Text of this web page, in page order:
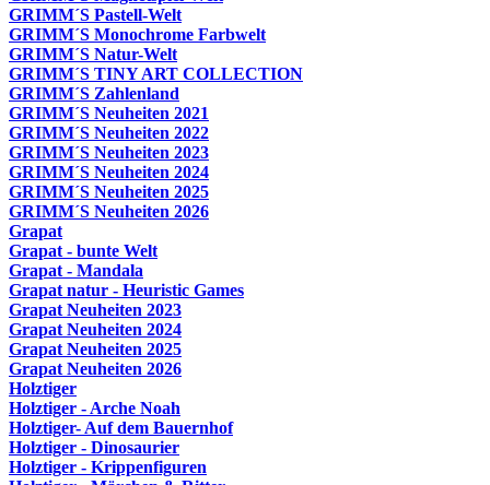
GRIMM´S Pastell-Welt
GRIMM´S Monochrome Farbwelt
GRIMM´S Natur-Welt
GRIMM´S TINY ART COLLECTION
GRIMM´S Zahlenland
GRIMM´S Neuheiten 2021
GRIMM´S Neuheiten 2022
GRIMM´S Neuheiten 2023
GRIMM´S Neuheiten 2024
GRIMM´S Neuheiten 2025
GRIMM´S Neuheiten 2026
Grapat
Grapat - bunte Welt
Grapat - Mandala
Grapat natur - Heuristic Games
Grapat Neuheiten 2023
Grapat Neuheiten 2024
Grapat Neuheiten 2025
Grapat Neuheiten 2026
Holztiger
Holztiger - Arche Noah
Holztiger- Auf dem Bauernhof
Holztiger - Dinosaurier
Holztiger - Krippenfiguren